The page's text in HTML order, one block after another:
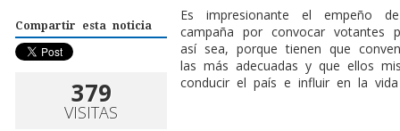
Compartir esta noticia
379
VISITAS
Es impresionante el empeño
campaña por convocar votantes
así sea, porque tienen que
las más adecuadas y que ellos
conducir el país e influir en la